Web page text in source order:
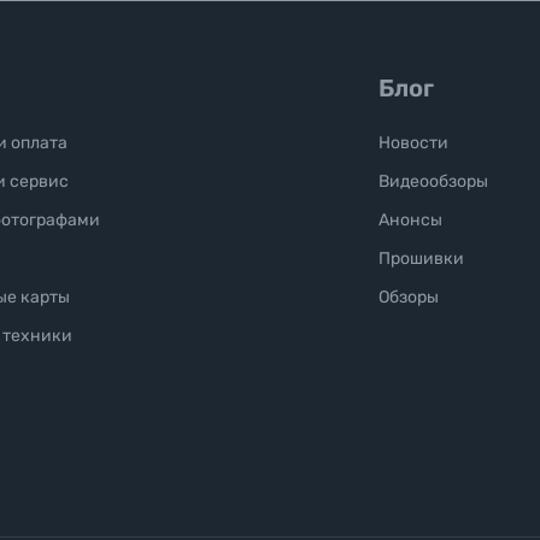
оплата
сервис
карты
Блог
Новости
Видеообзоры
Анонсы
Прошивки
Обзоры